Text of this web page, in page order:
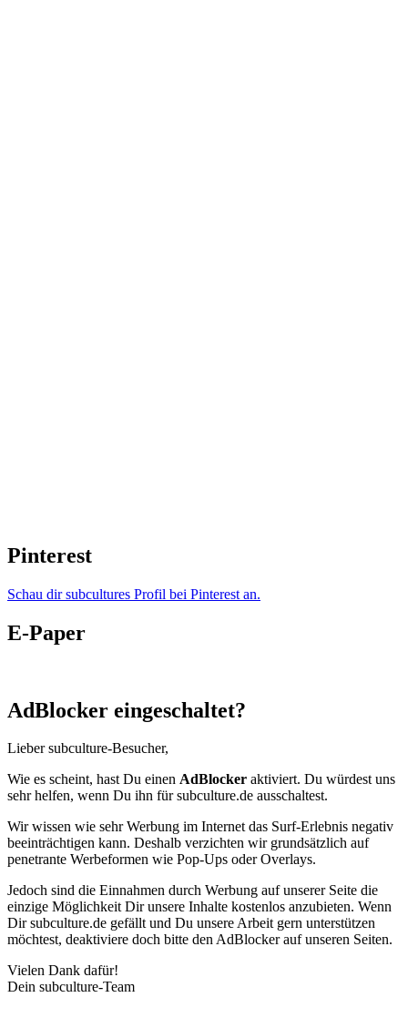
Pinterest
Schau dir subcultures Profil bei Pinterest an.
E-Paper
AdBlocker eingeschaltet?
Lieber subculture-Besucher,
Wie es scheint, hast Du einen AdBlocker aktiviert. Du würdest uns
sehr helfen, wenn Du ihn für subculture.de ausschaltest.
Wir wissen wie sehr Werbung im Internet das Surf-Erlebnis negativ
beeinträchtigen kann. Deshalb verzichten wir grundsätzlich auf
penetrante Werbeformen wie Pop-Ups oder Overlays.
Jedoch sind die Einnahmen durch Werbung auf unserer Seite die
einzige Möglichkeit Dir unsere Inhalte kostenlos anzubieten. Wenn
Dir subculture.de gefällt und Du unsere Arbeit gern unterstützen
möchtest, deaktiviere doch bitte den AdBlocker auf unseren Seiten.
Vielen Dank dafür!
Dein subculture-Team